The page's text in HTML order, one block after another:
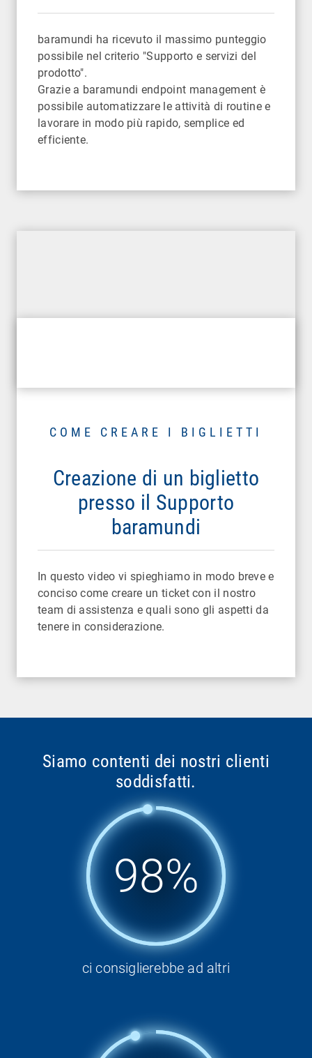
baramundi ha ricevuto il massimo punteggio
possibile nel criterio "Supporto e servizi del
prodotto".
Grazie a baramundi endpoint management è
possibile automatizzare le attività di routine e
lavorare in modo più rapido, semplice ed
efficiente.
Creazione di un biglietto
presso il Supporto
baramundi
COME CREARE I BIGLIETTI
In questo video vi spieghiamo in modo breve e
conciso come creare un ticket con il nostro
team di assistenza e quali sono gli aspetti da
tenere in considerazione.
Siamo contenti dei nostri clienti
soddisfatti.
98%
ci consiglierebbe ad altri